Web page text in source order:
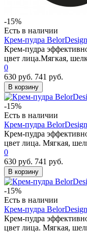
-15%
Есть в наличии
Крем-пудра
Крем-пудра
цвет лица.Мягкая,
0
630 руб. 741 руб.
В корзину
-15%
Есть в наличии
Крем-пудра
Крем-пудра
цвет лица. Мягкая,
0
630 руб. 741 руб.
В корзину
-15%
Есть в наличии
Крем-пудра
Крем-пудра
цвет лица. Мягкая,